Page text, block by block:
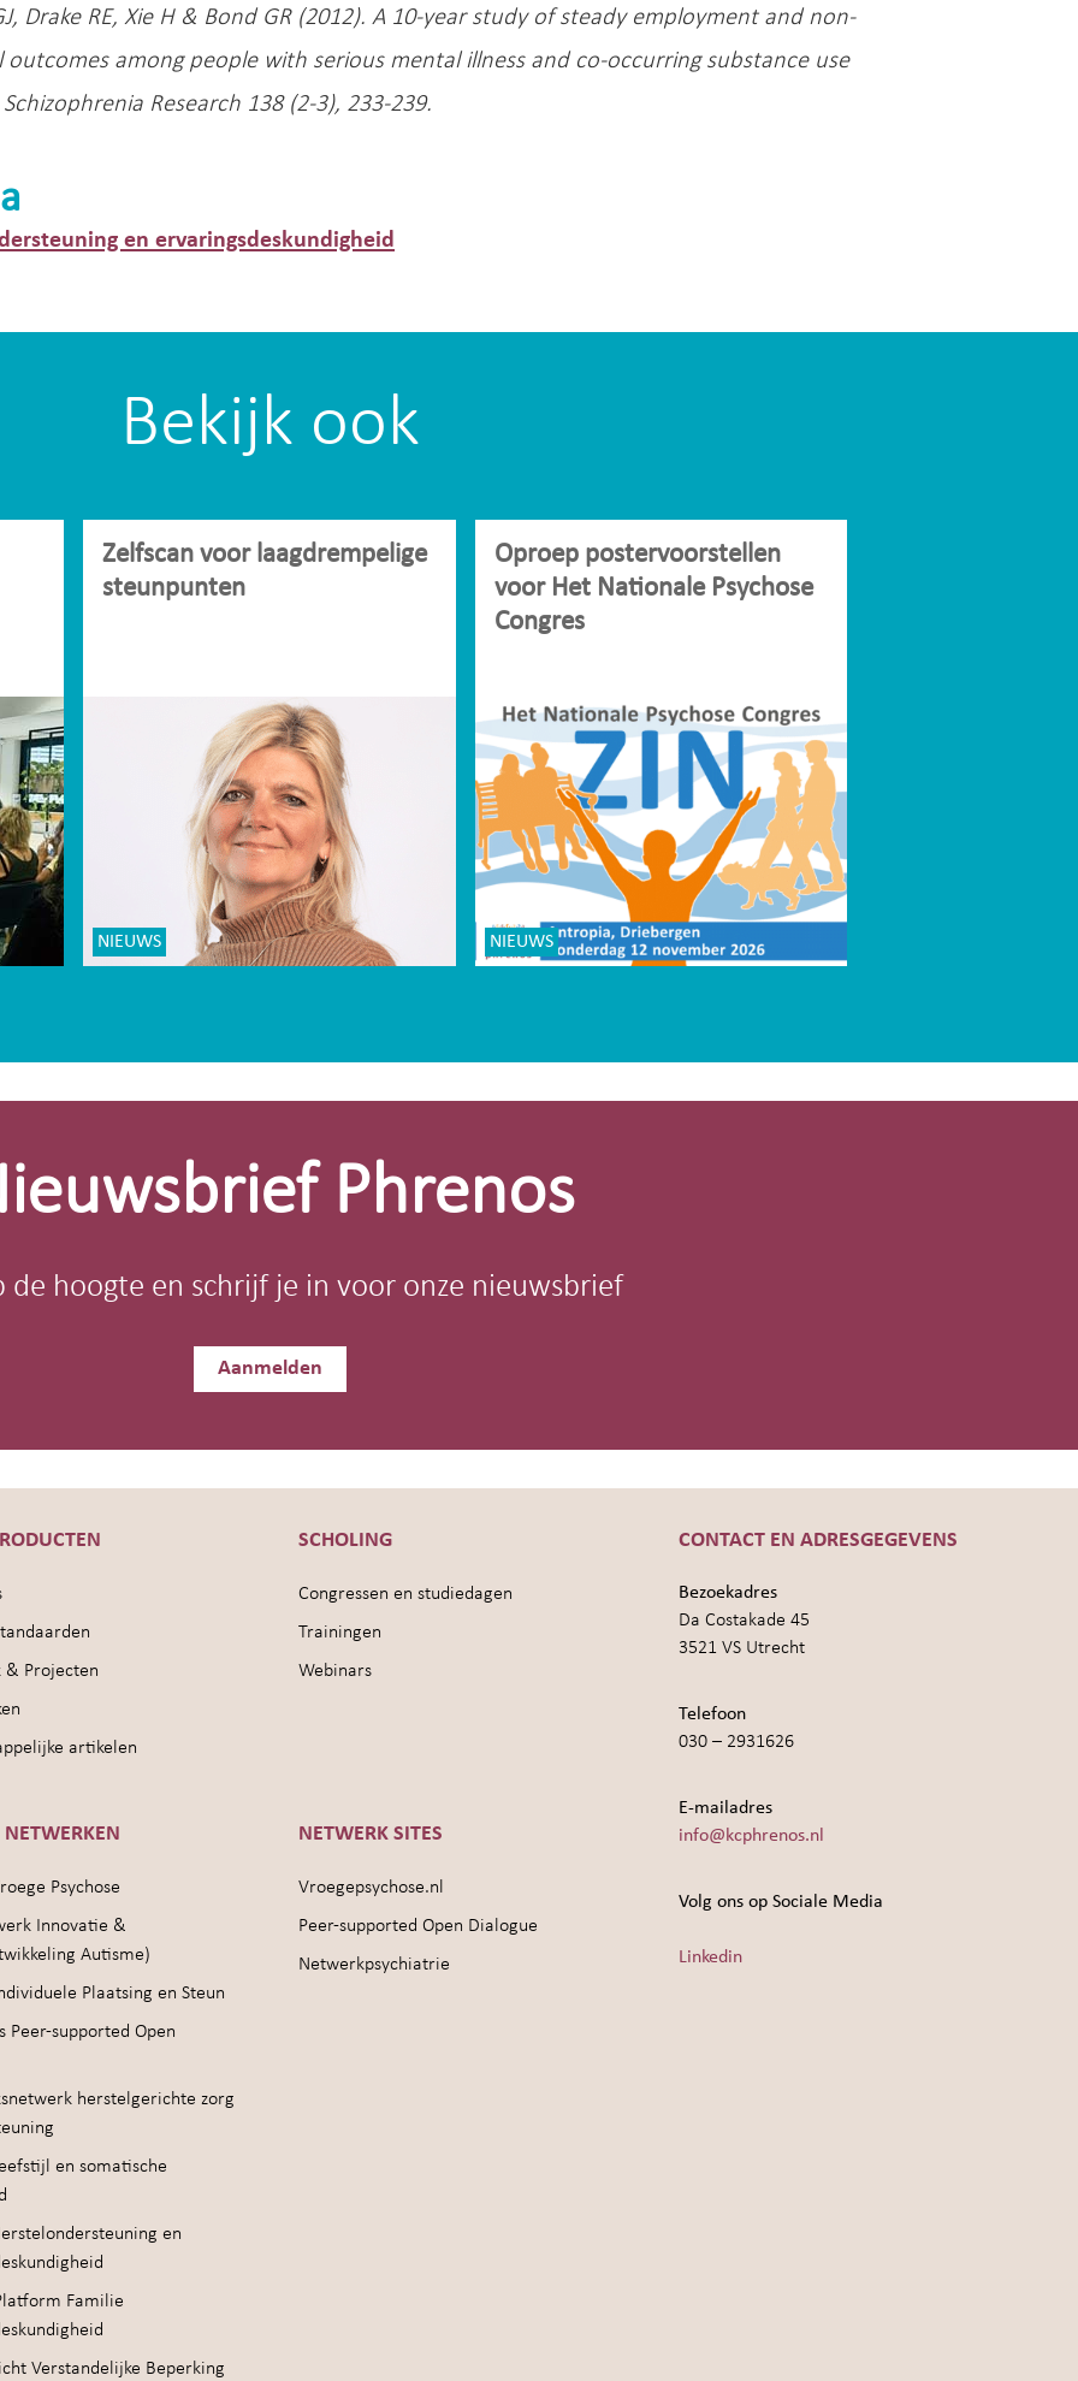
Drake RE, Xie H & Bond GR (2012). A 10-year study of steady employment and non-
outcomes among people with serious mental illness and co-occurring substance use
Research 138 (2-3), 233-239.
en ervaringsdeskundigheid
Bekijk ook
Zelfscan voor laagdrempelige
steunpunten
NIEUWS
Oproep postervoorstellen
voor Het Nationale Psychose
Congres
NIEUWS
Phrenos
de hoogte en schrijf je in voor onze nieuwsbrief
Aanmelden
& Projecten
artikelen
SCHOLING
Congressen en studiedagen
Trainingen
Webinars
NETWERKEN
Psychose
Innovatie &
Autisme)
Plaatsing en Steun
Peer-supported Open
herstelgerichte zorg
en somatische
en
Familie
Verstandelijke Beperking
NETWERK SITES
Vroegepsychose.nl
Peer-supported Open Dialogue
Netwerkpsychiatrie
CONTACT EN ADRESGEGEVENS
Bezoekadres
Da Costakade 45
3521 VS Utrecht
Telefoon
030 – 2931626
E-mailadres
info@kcphrenos.nl
Volg ons op Sociale Media
Linkedin